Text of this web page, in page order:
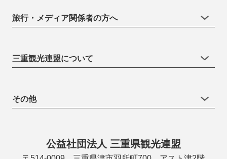
旅行・メディア関係者の方へ
三重観光連盟について
その他
公益社団法人 三重県観光連盟